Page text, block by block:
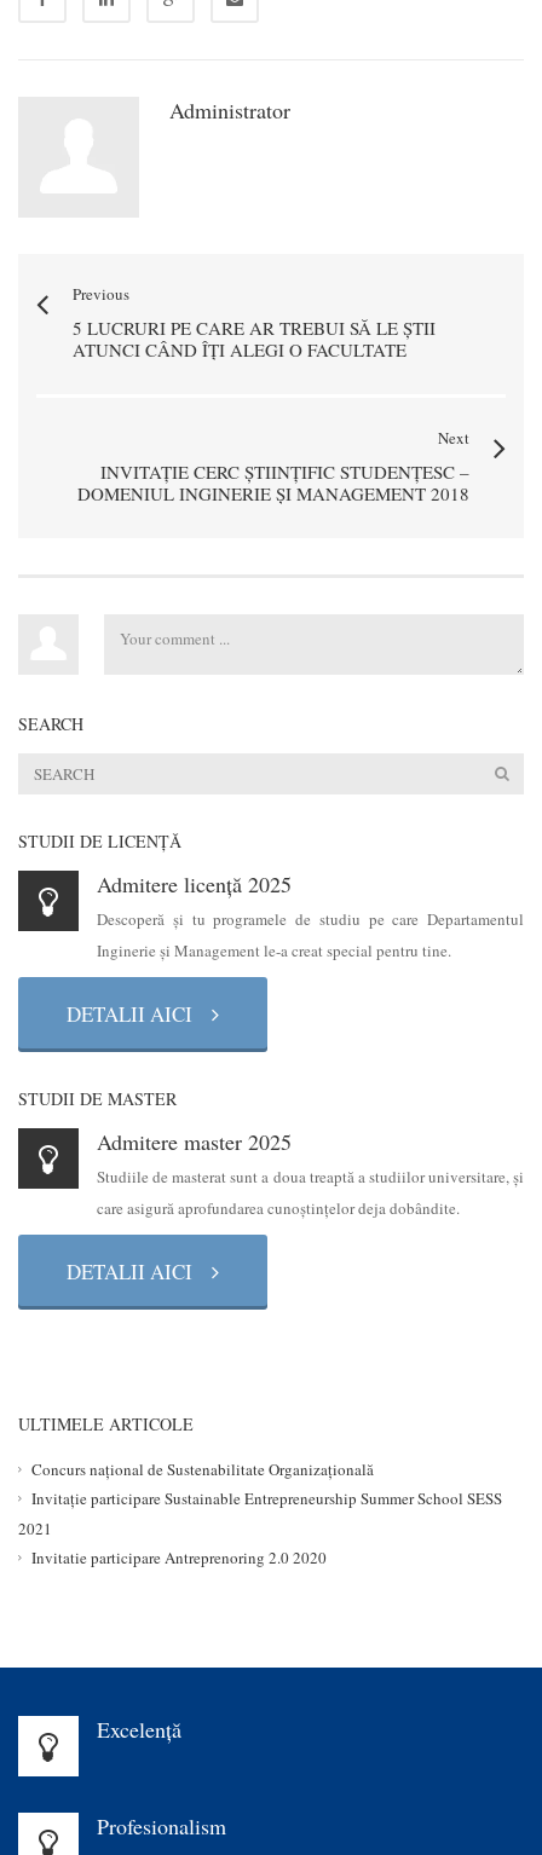
Administrator
Previous
5 LUCRURI PE CARE AR TREBUI SĂ LE ȘTII
ATUNCI CÂND ÎȚI ALEGI O FACULTATE
Next
INVITAȚIE CERC ȘTIINȚIFIC STUDENȚESC –
DOMENIUL INGINERIE ȘI MANAGEMENT 2018
SEARCH
STUDII DE LICENŢĂ
Admitere licență 2025
Descoperă şi tu programele de studiu pe care Departamentul
Inginerie şi Management le-a creat special pentru tine.
DETALII AICI
STUDII DE MASTER
Admitere master 2025
Studiile de masterat sunt a doua treaptă a studiilor universitare, şi
care asigură aprofundarea cunoştinţelor deja dobândite.
DETALII AICI
ULTIMELE ARTICOLE
Concurs național de Sustenabilitate Organizațională
Invitație participare Sustainable Entrepreneurship Summer School SESS
2021
Invitatie participare Antreprenoring 2.0 2020
Excelenţă
Profesionalism